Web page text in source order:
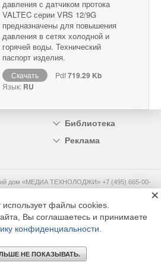
давления с датчиком протока
VALTEC серии VRS 12/9G
предназначены для повышения
давления в сетях холодной и
горячей воды. Технический
паспорт изделия.
Скачать Pdf719.29 Kb
Язык: RU
Библиотека
Реклама
дом «МЕДИА ТЕХНОЛОДЖИ» +7 (495) 665-00-
использует файлы cookies.
Вы соглашаетесь и принимаете
конфиденциальности
НЕ ПОКАЗЫВАТЬ.
×